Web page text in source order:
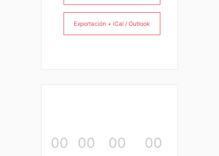
Exportación + iCal / Outlook
00 00 00 00